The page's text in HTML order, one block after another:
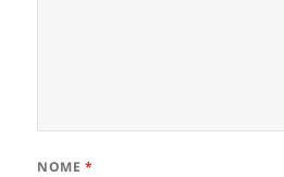
NOME *